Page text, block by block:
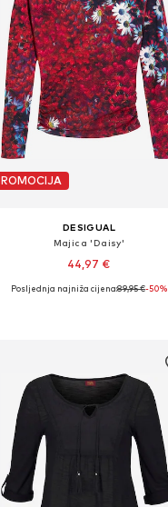
DESIGUAL
Majica 'Daisy'
44,97 €
Dostupne veličine: S, M, L
Posljednja najniža cijena:89,95 €-50%